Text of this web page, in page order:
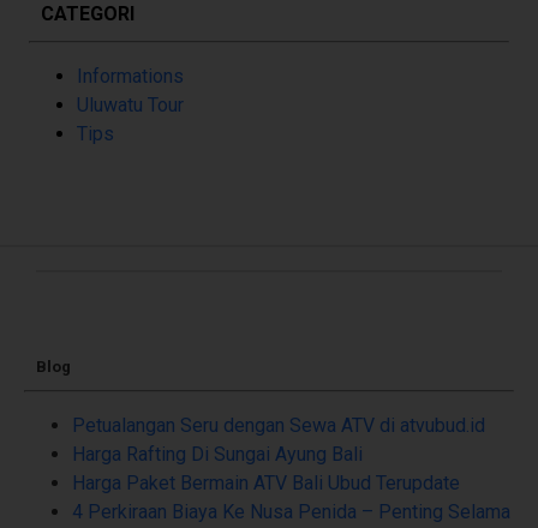
CATEGORI
Informations
Uluwatu Tour
Tips
Blog
Petualangan Seru dengan Sewa ATV di atvubud.id
Harga Rafting Di Sungai Ayung Bali
Harga Paket Bermain ATV Bali Ubud Terupdate
4 Perkiraan Biaya Ke Nusa Penida – Penting Selama